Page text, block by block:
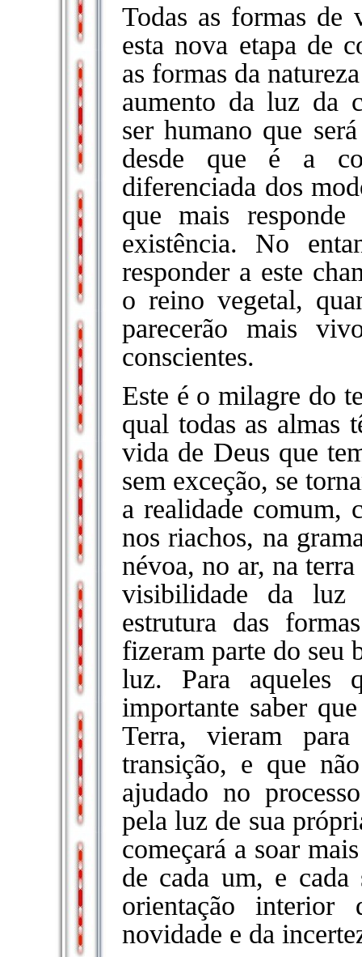
Todas as formas de
esta nova etapa de
as formas da
aumento da luz da
ser humano que
desde que é a
diferenciada dos
que mais
existência. No
responder a este
o reino vegetal,
parecerão mais
conscientes.
Este é o milagre do
qual todas as almas
vida de Deus que
sem exceção, se
a realidade comum,
nos riachos, na
névoa, no ar, na
visibilidade da
estrutura das
fizeram parte do seu
luz. Para aqueles
importante saber
Terra, vieram
transição, e que
ajudado no
pela luz de sua
começará a soar
de cada um, e cada
orientação interior
novidade e da